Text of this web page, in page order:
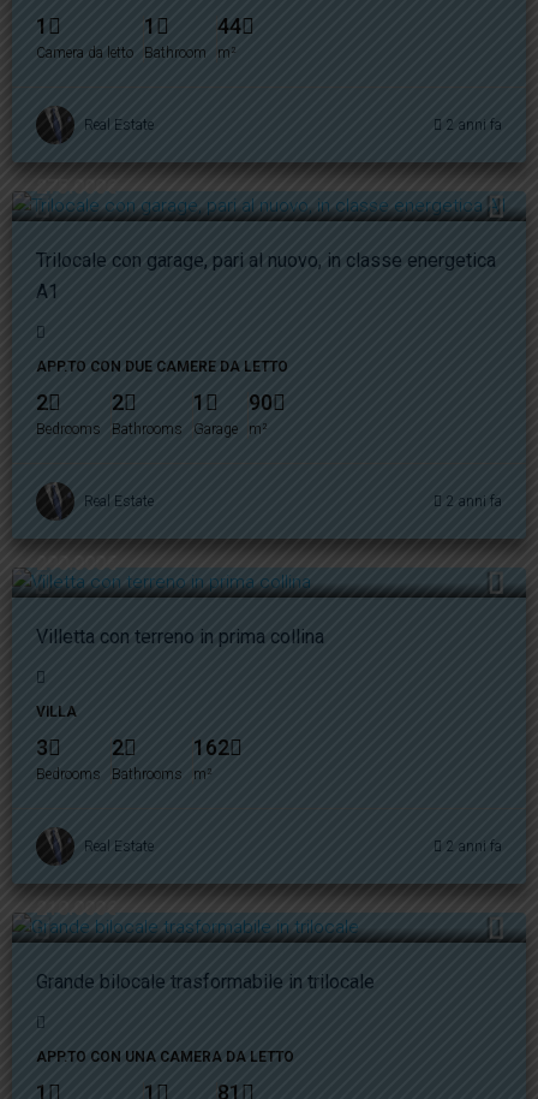
1
Camera da letto
1
Bathroom
44
m²
Real Estate 2 anni fa
275.000€
Trilocale con garage, pari al nuovo, in classe energetica
A1
APP.TO CON DUE CAMERE DA LETTO
2
Bedrooms
2
Bathrooms
1
Garage
90
m²
Real Estate 2 anni fa
290.000€
Villetta con terreno in prima collina
VILLA
3
Bedrooms
2
Bathrooms
162
m²
Real Estate 2 anni fa
210.000€
Grande bilocale trasformabile in trilocale
APP.TO CON UNA CAMERA DA LETTO
1 1 81